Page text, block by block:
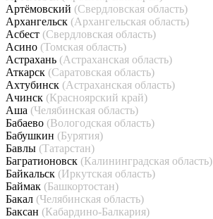
Артёмовский (Свердловская область)
Архангельск (Архангельская область)
Асбест (Свердловская область)
Асино (Томская область)
Астрахань (Астраханская область)
Аткарск (Саратовская область)
Ахтубинск (Астраханская область)
Ачинск (Красноярский край)
Аша (Челябинская область)
Бабаево (Вологодская область)
Бабушкин (Бурятия)
Бавлы (Татарстан)
Багратионовск (Калининградская область)
Байкальск (Иркутская область)
Баймак (Башкортостан)
Бакал (Челябинская область)
Баксан (Кабардино-Балкария)